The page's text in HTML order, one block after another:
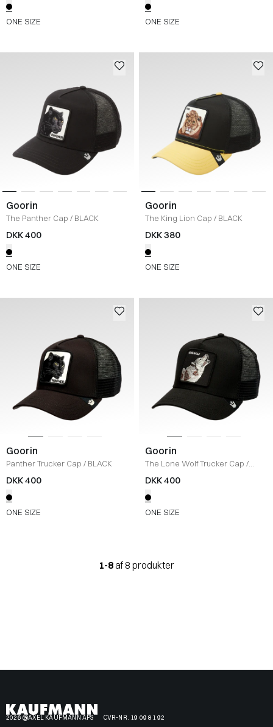
ONE SIZE ONE SIZE
Goorin
The Panther Cap / BLACK
DKK 400
ONE SIZE
Goorin
The King Lion Cap / BLACK
DKK 380
ONE SIZE
Goorin
Panther Trucker Cap / BLACK
DKK 400
ONE SIZE
Goorin
The Lone Wolf Trucker Cap /
BLACK
DKK 400
ONE SIZE
1-8 af 8 produkter
2026 @AXEL KAUFMANN APS CVR-NR. 19 09 81 92